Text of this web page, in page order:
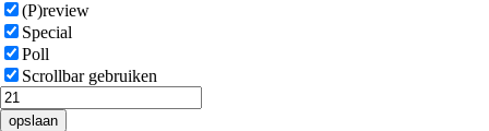
(P)review
Special
Poll
Scrollbar gebruiken
opslaan